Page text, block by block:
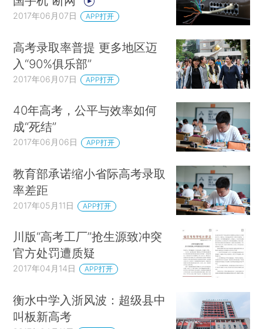
2017年06月07日 APP打开
高考录取率普提 更多地区迈
入“90%俱乐部”
2017年06月07日 APP打开
40年高考，公平与效率如何
成“死结”
2017年06月06日 APP打开
教育部承诺缩小省际高考录取
率差距
2017年05月11日 APP打开
川版“高考工厂”抢生源致冲突
官方处罚遭质疑
2017年04月14日 APP打开
衡水中学入浙风波：超级县中
叫板新高考